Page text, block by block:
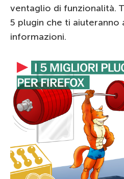
ventaglio di funzionalità.
5 plugin che ti
informazioni.